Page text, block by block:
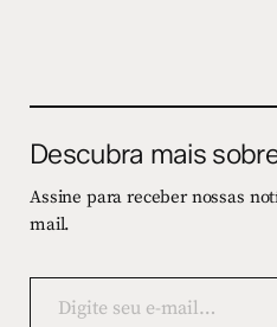
Descubra mais
Assine para receber nossas
mail.